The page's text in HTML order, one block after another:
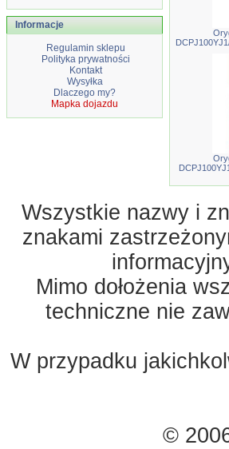
Informacje
Regulamin sklepu
Polityka prywatności
Kontakt
Wysyłka
Dlaczego my?
Mapka dojazdu
Wszystkie nazwy i
znakami
Mimo dołożenia
techniczne nie
W przypadku
©